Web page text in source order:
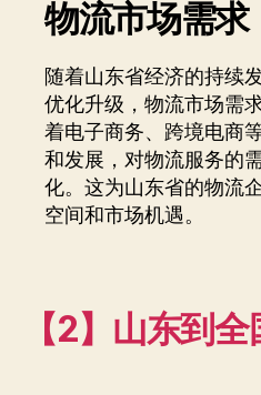
物流市场需求
随着山东省经济的持续
优化升级，物流市场需
着电子商务、跨境电商
和发展，对物流服务的
化。这为山东省的物流
空间和市场机遇。
【2】山东到